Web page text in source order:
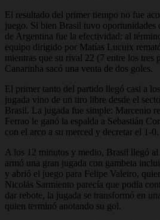
El resultado del primer tiempo no fue
juego. Si bien Brasil tuvo oportunidades
de Argentina fue la efectividad: al
equipo dirigido por Matías Lucuix
mientras que su rival 22 (7 entre los tres
Canarinha sacó una venta de dos goles.
El primer tanto del partido llegó casi a
jugada vino de un tiro libre desde el
Brasil. La jugada fue simple: Marcenio
Ferrao le ganó la espalda a Sebastián
con el arco a su merced y decretar el 1-0.
A los 12 minutos y medio, Brasil llegó
armó una gran jugada con gambeta
y abrió el juego para Felipe Valeiro,
Nicolás Sarmiento parecía que podía
dar rebote, la jugada se transformó en
quien terminó anotando su gol.